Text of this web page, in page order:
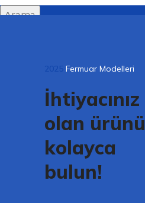
Arama
Fermuar Modelleri
İhtiyacınız
olan ürünü
kolayca
bulun!